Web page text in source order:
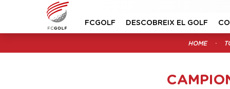
FCGOLF DESCOBREIX EL GOLF
HOME